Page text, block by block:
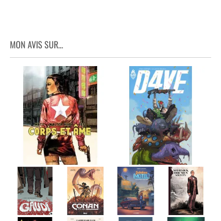
MON AVIS SUR…